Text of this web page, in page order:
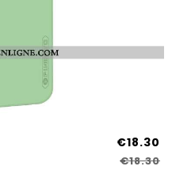
€18.30
€18.30